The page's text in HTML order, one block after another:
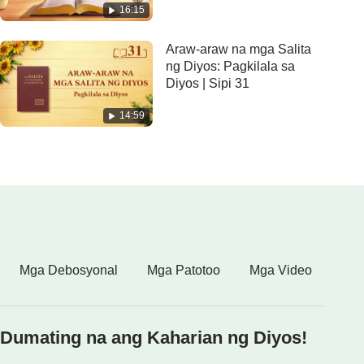
16:15
14:59
Araw-araw na mga Salita
ng Diyos: Pagkilala sa
Diyos | Sipi 31
Mga Debosyonal Mga Patotoo Mga Video
Dumating na ang Kaharian ng Diyos!